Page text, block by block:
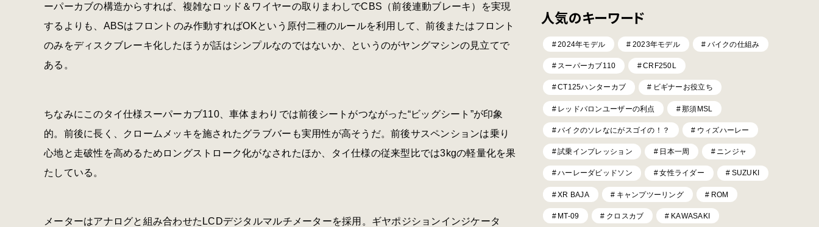
ーパーカブの構造からすれば、複雑なロッド＆ワイヤーの取りまわしでCBS（前後連動ブレーキ）を実現
するよりも、ABSはフロントのみ作動すればOKという原付二種のルールを利用して、前後またはフロント
のみをディスクブレーキ化したほうが話はシンプルなのではないか、というのがヤングマシンの見立てで
ある。
ちなみにこのタイ仕様スーパーカブ110、車体まわりでは前後シートがつながった“ビッグシート”が印象
的。前後に長く、クロームメッキを施されたグラブバーも実用性が高そうだ。前後サスペンションは乗り
心地と走破性を高めるためロングストローク化がなされたほか、タイ仕様の従来型比では3kgの軽量化を果
たしている。
メーターはアナログと組み合わせたLCDデジタルマルチメーターを採用。ギヤポジションインジケータ
人気のキーワード
2024年モデル 2023年モデル バイクの仕組み
スーパーカブ110 CRF250L
CT125ハンターカブ ビギナーお役立ち
レッドバロンユーザーの利点 那須MSL
バイクのソレなにがスゴイの！？ ウィズハーレー
試乗インプレッション 日本一周 ニンジャ
ハーレーダビッドソン 女性ライダー SUZUKI
XR BAJA キャンプツーリング ROM
MT-09 クロスカブ KAWASAKI